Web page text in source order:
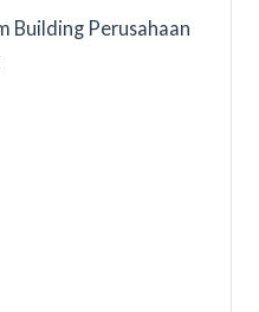
Building Perusahaan